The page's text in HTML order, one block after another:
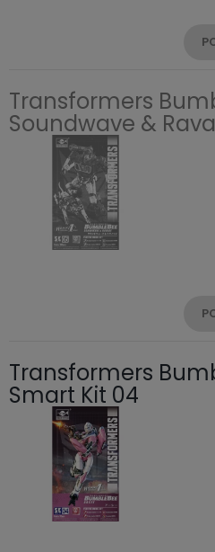
Transformers
Soundwave &
Transformers
Smart Kit 04